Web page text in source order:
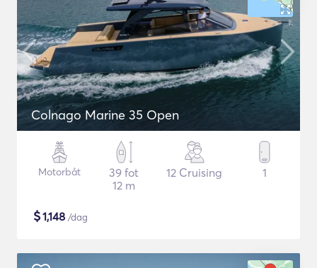
Colnago Marine 35 Open
Motorbåt
39 fot
12 m
12 Cruising 1
$1,148 /dag